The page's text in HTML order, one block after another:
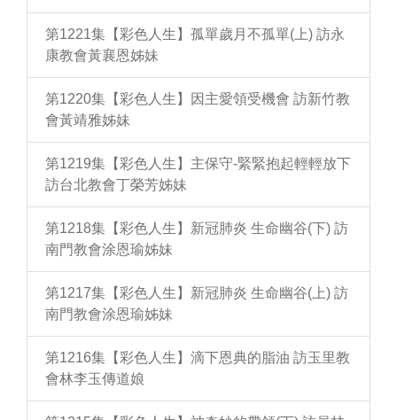
第1221集【彩色人生】孤單歲月不孤單(上) 訪永
康教會黃襄恩姊妹
第1220集【彩色人生】因主愛領受機會 訪新竹教
會黃靖雅姊妹
第1219集【彩色人生】主保守-緊緊抱起輕輕放下
訪台北教會丁榮芳姊妹
第1218集【彩色人生】新冠肺炎 生命幽谷(下) 訪
南門教會涂恩瑜姊妹
第1217集【彩色人生】新冠肺炎 生命幽谷(上) 訪
南門教會涂恩瑜姊妹
第1216集【彩色人生】滴下恩典的脂油 訪玉里教
會林李玉傳道娘